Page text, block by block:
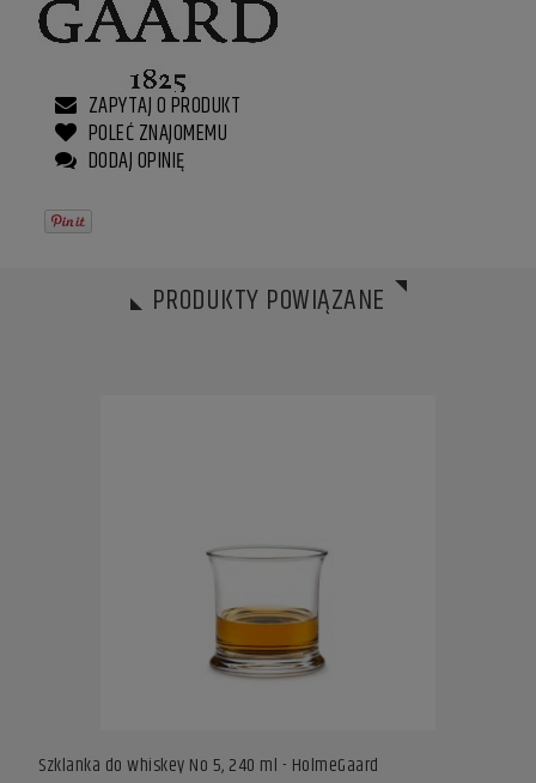
ZAPYTAJ O PRODUKT
POLEĆ ZNAJOMEMU
DODAJ OPINIĘ
PRODUKTY POWIĄZANE
Szklanka do whiskey No 5, 240 ml - HolmeGaard